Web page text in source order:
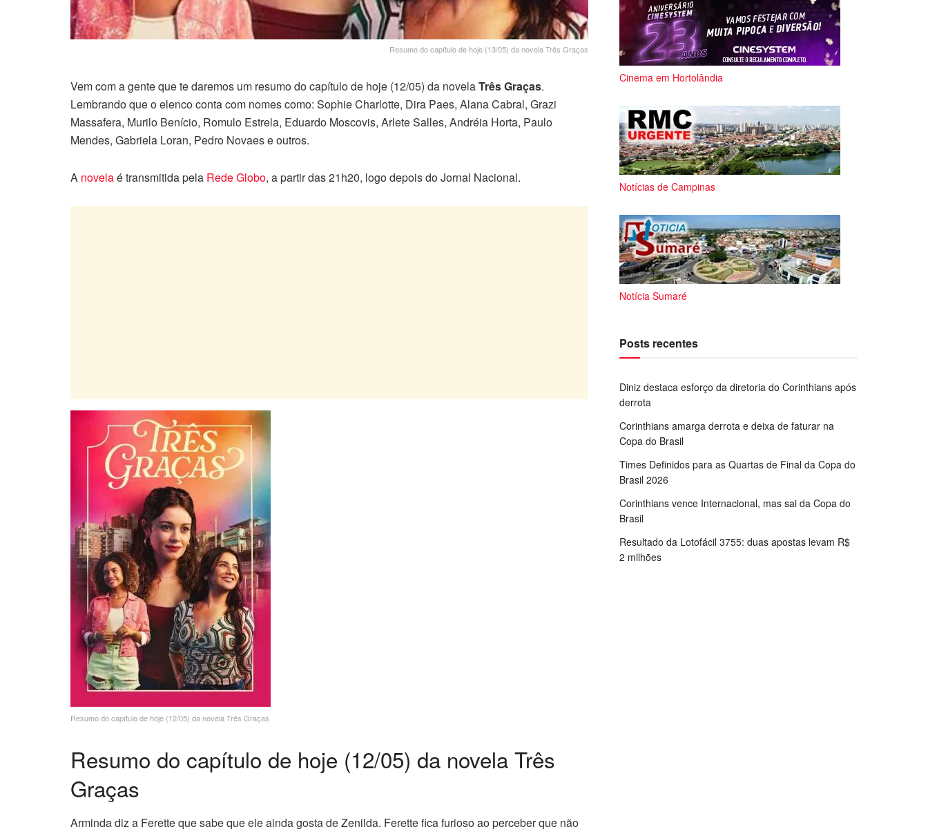
Resumo do capítulo de hoje (13/05) da novela Três Graças
Vem com a gente que te daremos um resumo do capítulo de hoje (12/05) da novelaTrês Graças.
Lembrando que o elenco conta com nomes como: Sophie Charlotte, Dira Paes, Alana Cabral, Grazi
Massafera, Murilo Benício, Romulo Estrela, Eduardo Moscovis, Arlete Salles, Andréia Horta, Paulo
Mendes, Gabriela Loran, Pedro Novaes e outros.
A novelaé transmitida pela Rede Globo, a partir das 21h20, logo depois do Jornal Nacional.
Resumo do capítulo de hoje (12/05) da novela Três Graças
Resumo do capítulo de hoje (12/05) da novela Três
Graças
Arminda diz a Ferette que sabe que ele ainda gosta de Zenilda. Ferette fica furioso ao perceber que não
Cinema em Hortolândia
Notícias de Campinas
Notícia Sumaré
Posts recentes
Diniz destaca esforço da diretoria do Corinthians após
derrota
Corinthians amarga derrota e deixa de faturar na
Copa do Brasil
Times Definidos para as Quartas de Final da Copa do
Brasil 2026
Corinthians vence Internacional, mas sai da Copa do
Brasil
Resultado da Lotofácil 3755: duas apostas levam R$
2 milhões